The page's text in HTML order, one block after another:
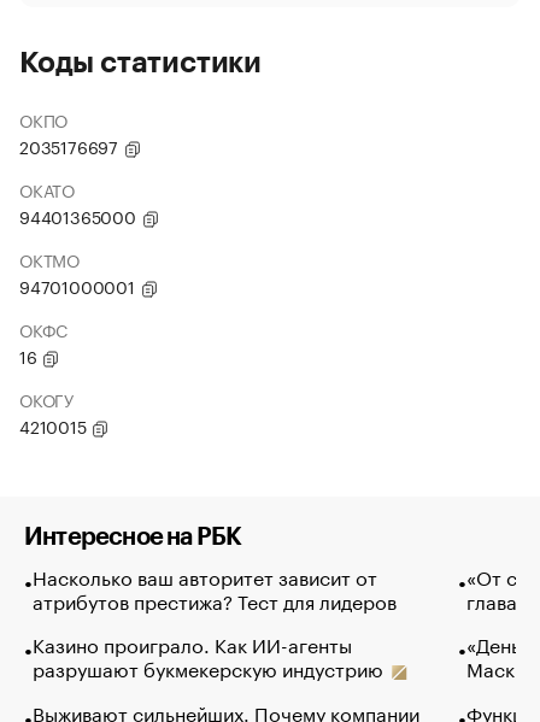
Коды статистики
ОКПО
2035176697
ОКАТО
94401365000
ОКТМО
94701000001
ОКФС
16
ОКОГУ
4210015
Интересное на РБК
Насколько ваш авторитет зависит от
атрибутов престижа? Тест для лидеров
Казино проиграло. Как ИИ-агенты
разрушают букмекерскую индустрию
Выживают сильнейших. Почему компании
«От
глава
Маск в